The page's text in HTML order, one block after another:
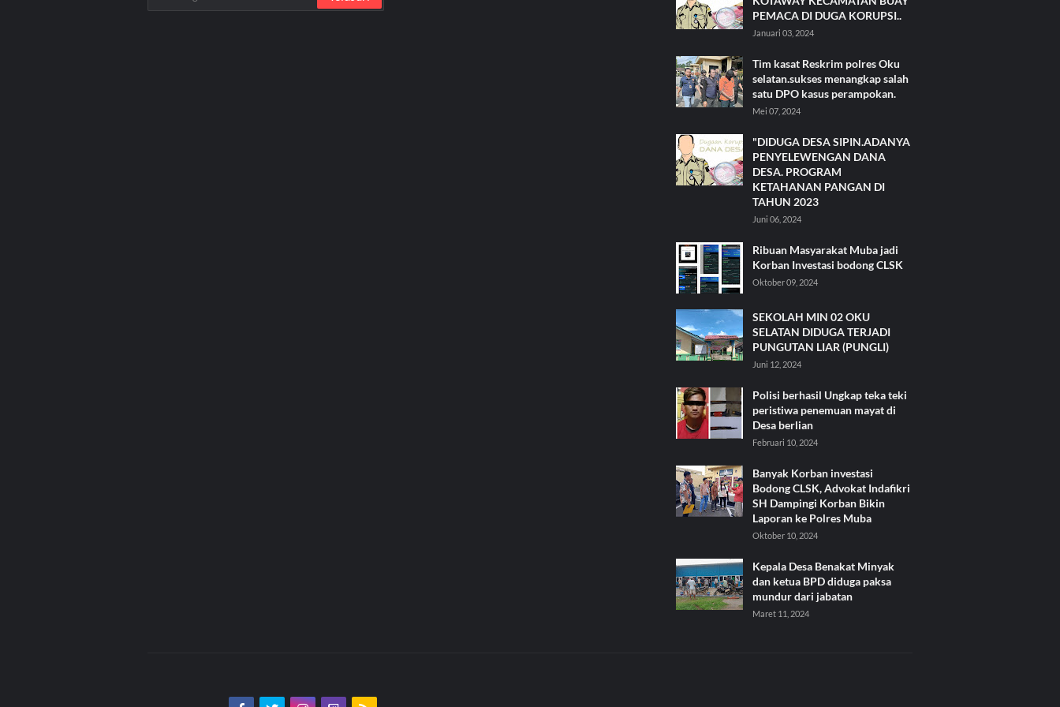
PEMACA DI DUGA KORUPSI..
Januari 03, 2024
Tim kasat Reskrim polres Oku
selatan.sukses menangkap salah
satu DPO kasus perampokan.
Mei 07, 2024
"DIDUGA DESA SIPIN.ADANYA
PENYELEWENGAN DANA
DESA. PROGRAM
KETAHANAN PANGAN DI
TAHUN 2023
Juni 06, 2024
Ribuan Masyarakat Muba jadi
Korban Investasi bodong CLSK
Oktober 09, 2024
SEKOLAH MIN 02 OKU
SELATAN DIDUGA TERJADI
PUNGUTAN LIAR (PUNGLI)
Juni 12, 2024
Polisi berhasil Ungkap teka teki
peristiwa penemuan mayat di
Desa berlian
Februari 10, 2024
Banyak Korban investasi
Bodong CLSK, Advokat Indafikri
SH Dampingi Korban Bikin
Laporan ke Polres Muba
Oktober 10, 2024
Kepala Desa Benakat Minyak
dan ketua BPD diduga paksa
mundur dari jabatan
Maret 11, 2024